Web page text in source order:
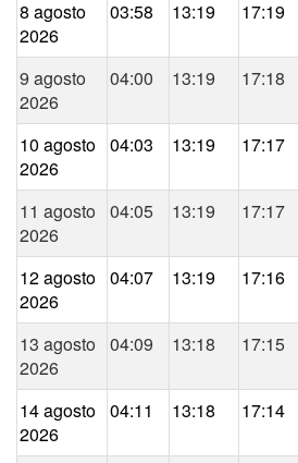
8 agosto
2026
03:58 13:19 17:19
9 agosto
2026
04:00 13:19 17:18
10 agosto
2026
04:03 13:19 17:17
11 agosto
2026
04:05 13:19 17:17
12 agosto
2026
04:07 13:19 17:16
13 agosto
2026
04:09 13:18 17:15
14 agosto
2026
04:11 13:18 17:14